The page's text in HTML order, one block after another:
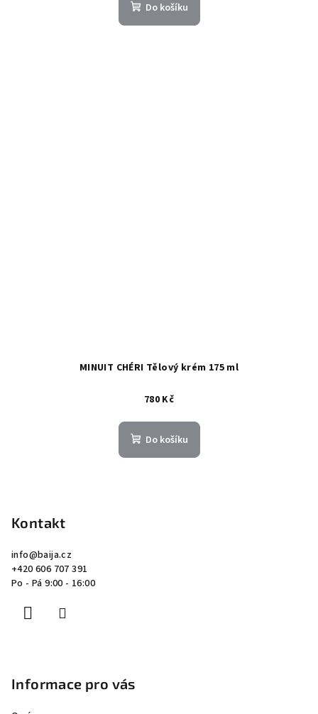
Do košíku
MINUIT CHÉRI Tělový krém 175 ml
780 Kč
Do košíku
Kontakt
info@baija.cz
+420 606 707 391
Po - Pá 9:00 - 16:00
Informace pro vás